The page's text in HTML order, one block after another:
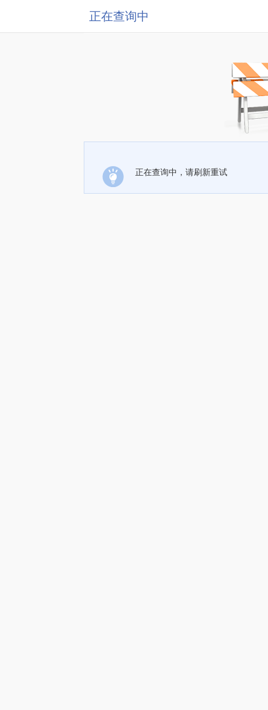
正在查询中
正在查询中，请刷新重试